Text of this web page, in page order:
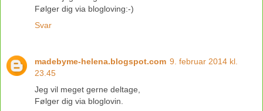
Følger dig via blogloving:-)
Svar
madebyme-helena.blogspot.com 9. februar 2014 kl.
23.45
Jeg vil meget gerne deltage,
Følger dig via bloglovin.